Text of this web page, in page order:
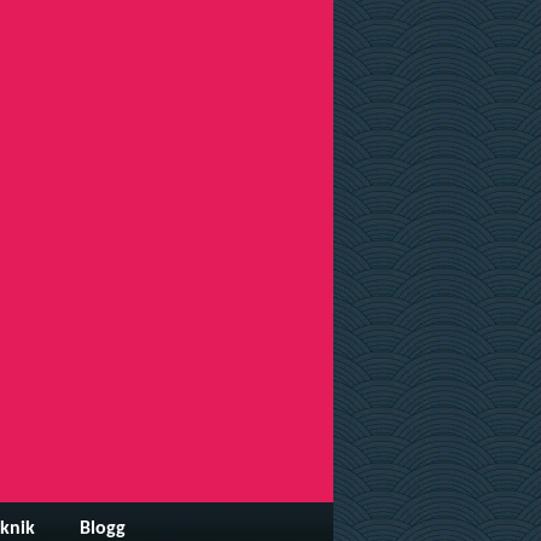
Blogg